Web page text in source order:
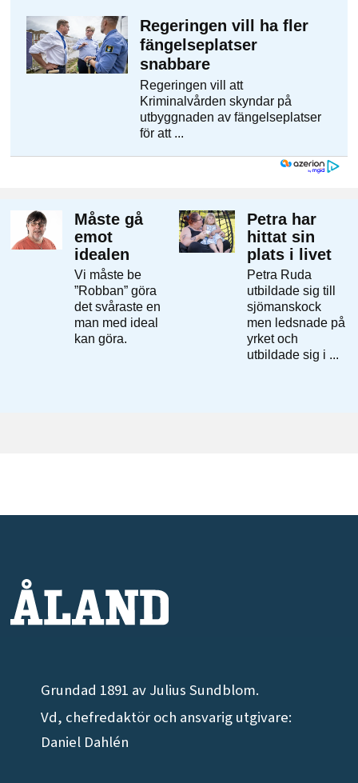
Grundad 1891 av Julius Sundblom.
Vd, chefredaktör och ansvarig utgivare:
Daniel Dahlén